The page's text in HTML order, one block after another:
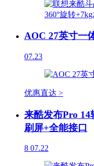
AOC 27英寸一
07.23
优惠直达 >
来酷发布Pro
刷屏+全能接口
8 07.22